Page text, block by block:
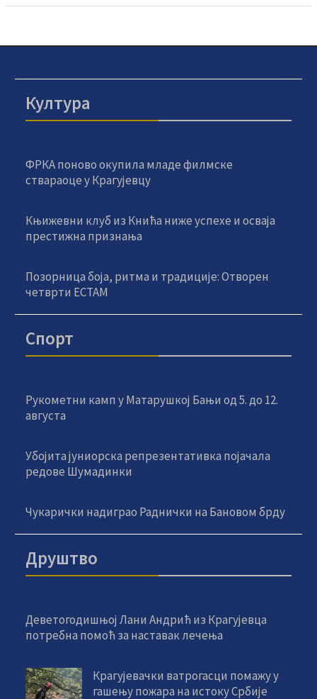
Култура
ФРКА поново окупила младе филмске
ствараоце у Крагујевцу
Књижевни клуб из Кнића ниже успехе и осваја
престижна признања
Позорница боја, ритма и традиције: Отворен
четврти ЕСТАМ
Спорт
Рукометни камп у Матарушкој Бањи од 5. до 12.
августа
Убојита јуниорска репрезентативка појачала
редове Шумадинки
Чукарички надиграо Раднички на Бановом брду
Друштво
Деветогодишњој Лани Андрић из Крагујевца
потребна помоћ за наставак лечења
Крагујевачки ватрогасци помажу у
гашењу пожара на истоку Србије